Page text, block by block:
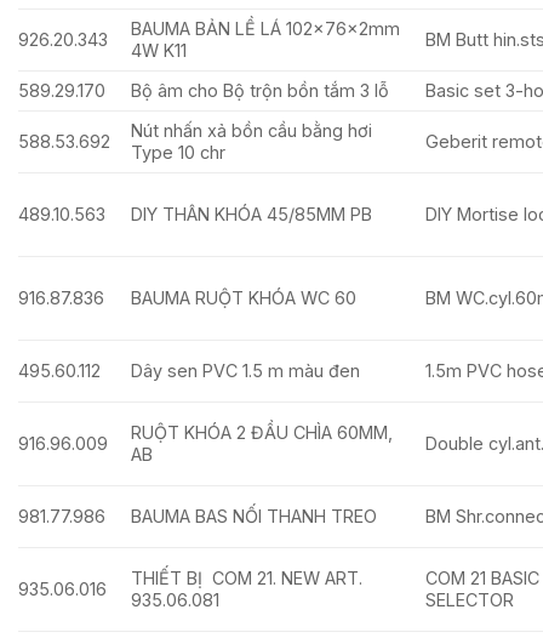
926.20.343
BAUMA BẢN LỀ LÁ 102x76x2mm
4W K11
BM Butt
589.29.170 Bộ âm cho Bộ trộn bồn tắm 3 lỗ Basic set 3-
588.53.692
Nút nhấn xả bồn cầu bằng hơi
Type 10 chr
Geberit
489.10.563 DIY THÂN KHÓA 45/85MM PB DIY Mortise
916.87.836 BAUMA RUỘT KHÓA WC 60 BM
495.60.112 Dây sen PVC 1.5 m màu đen 1.5m PVC
916.96.009
RUỘT KHÓA 2 ĐẦU CHÌA 60MM,
AB
Double
981.77.986 BAUMA BAS NỐI THANH TREO BM
935.06.016
THIẾT BỊ COM 21. NEW ART.
935.06.081
COM 21
SELECTOR